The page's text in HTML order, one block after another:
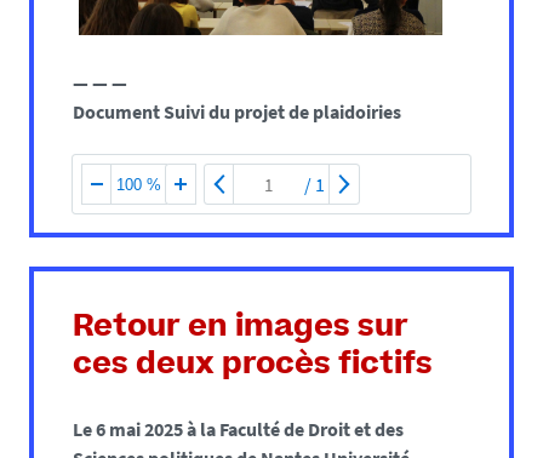
— — —
Document Suivi du projet de plaidoiries
100 % / 1
Retour en images sur
ces deux procès fictifs
Le 6 mai 2025 à la Faculté de Droit et des